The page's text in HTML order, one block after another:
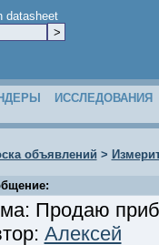
datasheet
ИССЛЕДОВАНИЯ
объявлений >
Продаю
Алексей